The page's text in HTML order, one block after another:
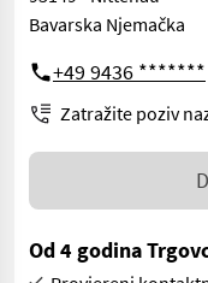
Bavarska Njemačka
+49 9436 *******
Zatražite poziv
Od 4 godina